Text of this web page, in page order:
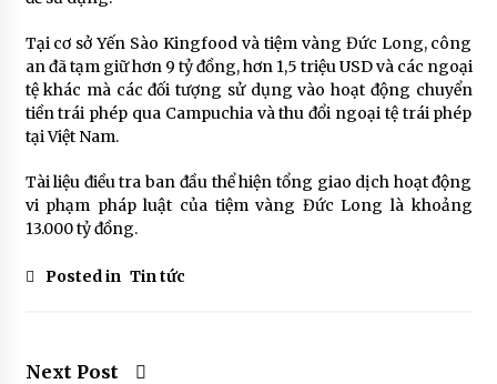
Tại cơ sở Yến Sào Kingfood và tiệm vàng Đức Long, công
an đã tạm giữ hơn 9 tỷ đồng, hơn 1,5 triệu USD và các ngoại
tệ khác mà các đối tượng sử dụng vào hoạt động chuyển
tiền trái phép qua Campuchia và thu đổi ngoại tệ trái phép
tại Việt Nam.
Tài liệu điều tra ban đầu thể hiện tổng giao dịch hoạt động
vi phạm pháp luật của tiệm vàng Đức Long là khoảng
13.000 tỷ đồng.
Posted in Tin tức
Next Post